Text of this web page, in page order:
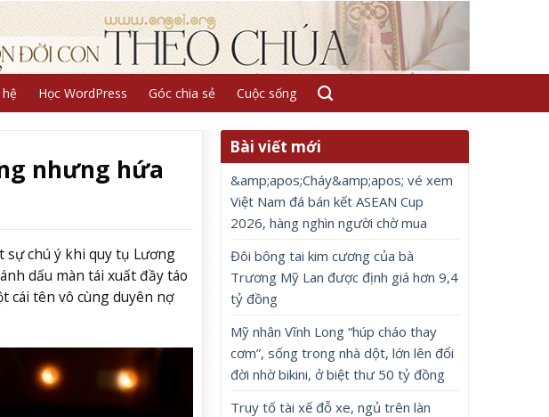
Học WordPress Góc chia sẻ Cuộc sống
nhưng hứa
sự chú ý khi quy tụ Lương
dấu màn tái xuất đầy táo
cái tên vô cùng duyên nợ
Bài viết mới
&amp;apos;Cháy&amp;apos; vé xem
Việt Nam đá bán kết ASEAN Cup
2026, hàng nghìn người chờ mua
Đôi bông tai kim cương của bà
Trương Mỹ Lan được định giá hơn 9,4
tỷ đồng
Mỹ nhân Vĩnh Long “húp cháo thay
cơm”, sống trong nhà dột, lớn lên đổi
đời nhờ bikini, ở biệt thư 50 tỷ đồng
Truy tố tài xế đỗ xe, ngủ trên làn